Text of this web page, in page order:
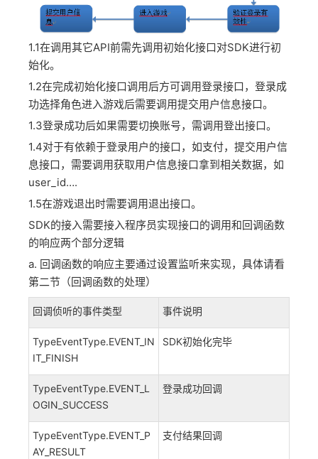
1.1在调用其它API前需先调用初始化接口对SDK进行初
始化。
1.2在完成初始化接口调用后方可调用登录接口，登录成
功选择角色进入游戏后需要调用提交用户信息接口。
1.3登录成功后如果需要切换账号，需调用登出接口。
1.4对于有依赖于登录用户的接口，如支付，提交用户信
息接口，需要调用获取用户信息接口拿到相关数据，如
user_id….
1.5在游戏退出时需要调用退出接口。
SDK的接入需要接入程序员实现接口的调用和回调函数
的响应两个部分逻辑
a. 回调函数的响应主要通过设置监听来实现，具体请看
第二节（回调函数的处理）
回调侦听的事件类型 事件说明
TypeEventType.EVENT_IN
IT_FINISH
SDK初始化完毕
TypeEventType.EVENT_L
OGIN_SUCCESS
登录成功回调
TypeEventType.EVENT_P
AY_RESULT
支付结果回调